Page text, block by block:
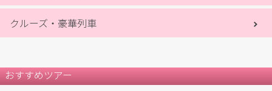
クルーズ・豪華列車
おすすめツアー